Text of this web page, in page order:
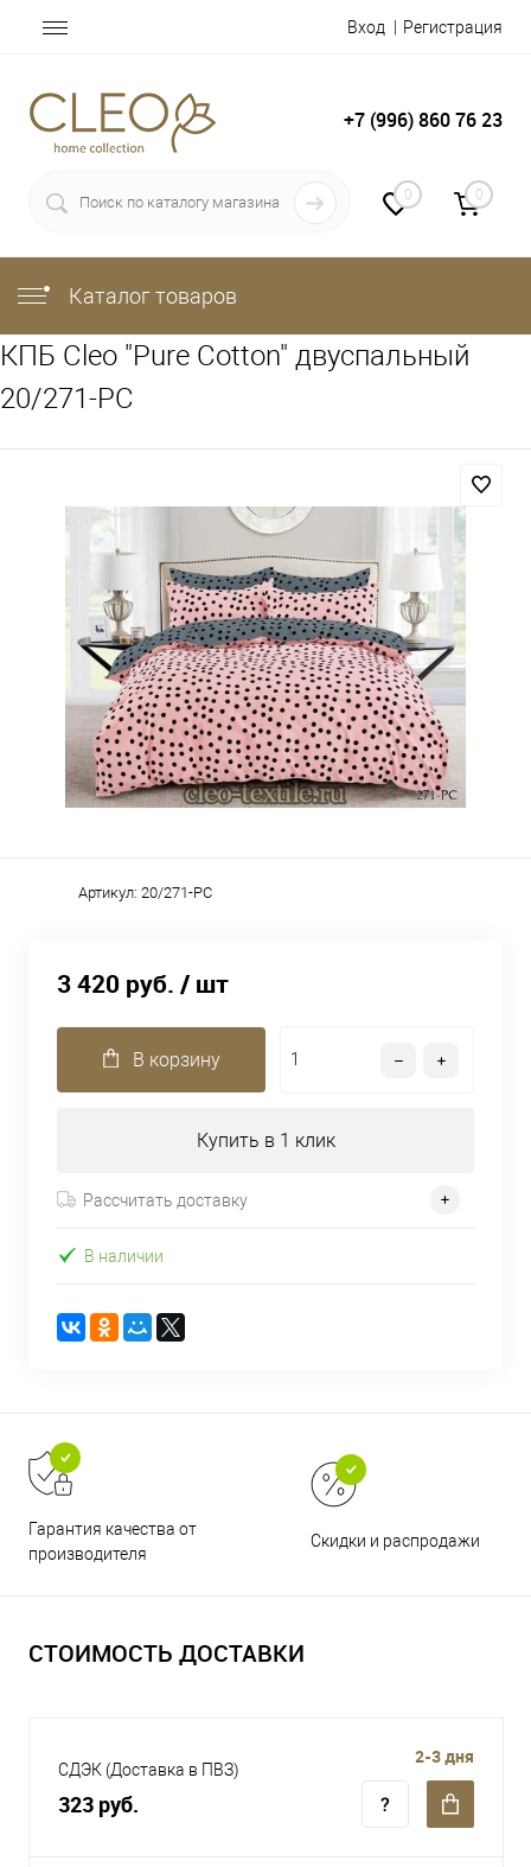
Вход Регистрация
+7 (996) 860 76 23
0 0
Каталог товаров
КПБ Cleo "Pure Cotton" двуспальный
20/271-PC
Артикул: 20/271-PC
3 420 руб. / шт
В корзину
Купить в 1 клик
Рассчитать доставку
В наличии
Гарантия качества от
производителя
Скидки и распродажи
СТОИМОСТЬ ДОСТАВКИ
СДЭК (Доставка в ПВЗ)
323 руб.
2-3 дня